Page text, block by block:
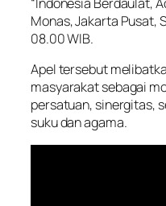
Monas, Jakarta Pusat,
08.00 WIB.
Apel tersebut
masyarakat sebagai
persatuan, sinergitas,
suku dan agama.